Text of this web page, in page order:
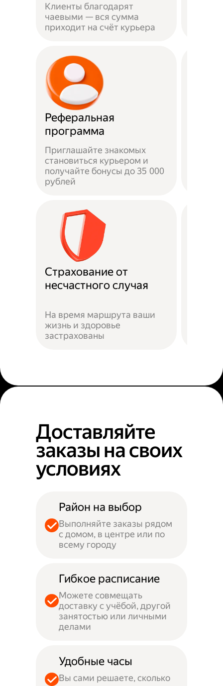
Клиенты благодарят
чаевыми — вся сумма
приходит на счёт курьера
Реферальная
программа
Приглашайте знакомых
становиться курьером и
получайте бонусы до 35 000
рублей
Страхование от
несчастного случая
На время маршрута ваши
жизнь и здоровье
застрахованы
Доставляйте
заказы на своих
условиях
Район на выбор
Выполняйте заказы рядом
с домом, в центре или по
всему городу
Гибкое расписание
Можете совмещать
доставку с учёбой, другой
занятостью или личными
делами
Удобные часы
Вы сами решаете, сколько